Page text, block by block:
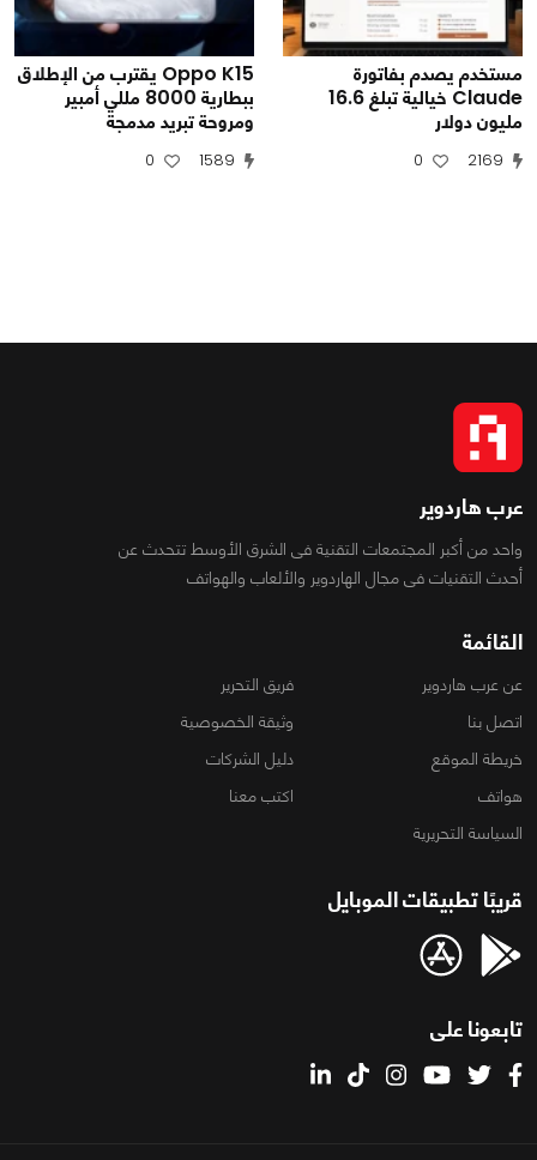
مستخدم يصدم بفاتورة
Claude خيالية تبلغ 16.6
مليون دولار
2169
0
Oppo K15 يقترب من الإطلاق
ببطارية 8000 مللي أمبير
ومروحة تبريد مدمجة
1589
0
عرب هاردوير
واحد من أكبر المجتمعات التقنية فى الشرق الأوسط تتحدث عن
أحدث التقنيات فى مجال الهاردوير والألعاب والهواتف
القائمة
عن عرب هاردوير
فريق التحرير
اتصل بنا
وثيقة الخصوصية
خريطة الموقع
دليل الشركات
هواتف
اكتب معنا
السياسة التحريرية
قريبًا تطبيقات الموبايل
تابعونا على